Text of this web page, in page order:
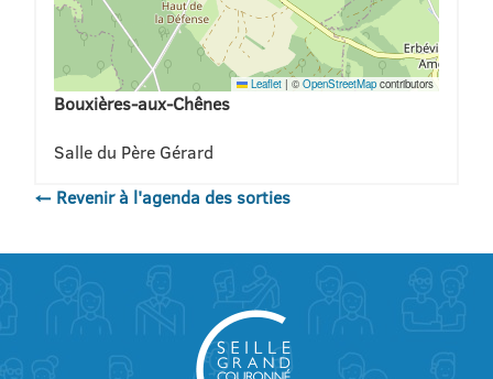
Leaflet | ©OpenStreetMap contributors
Bouxières-aux-Chênes
Salle du Père Gérard
← Revenir à l'agenda des sorties